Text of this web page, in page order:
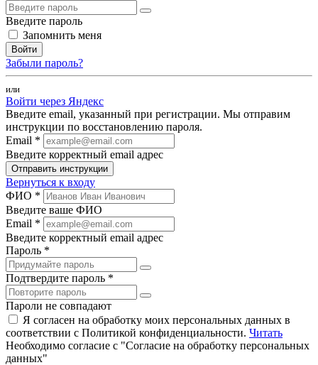
Введите пароль
Запомнить меня
Войти
Забыли пароль?
или
Войти через Яндекс
Введите email, указанный при регистрации. Мы отправим
инструкции по восстановлению пароля.
Email *
Введите корректный email адрес
Отправить инструкции
Вернуться к входу
ФИО *
Введите ваше ФИО
Email *
Введите корректный email адрес
Пароль *
Подтвердите пароль *
Пароли не совпадают
Я согласен на обработку моих персональных данных в
соответствии с Политикой конфиденциальности. Читать
Необходимо согласие с "Согласие на обработку персональных
данных"